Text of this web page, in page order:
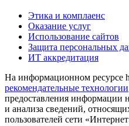
Этика и комплаенс
Оказание услуг
Использование сайтов
Защита персональных
ИТ аккредитация
На информационном ресурсе
рекомендательные технологии
предоставления информации
и анализа сведений,
пользователей сети